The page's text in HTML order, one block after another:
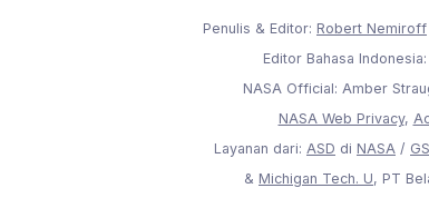
Penulis & Editor: Robert Nemiroff
Editor Bahasa
NASA Official: Amber
NASA Web Privacy,
Layanan dari: ASD di NASA /
& Michigan Tech. U, PT